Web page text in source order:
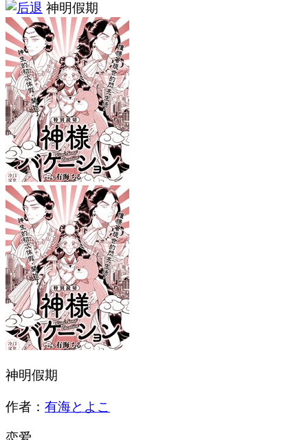
神明假期
神明假期
作者： 有海とよこ